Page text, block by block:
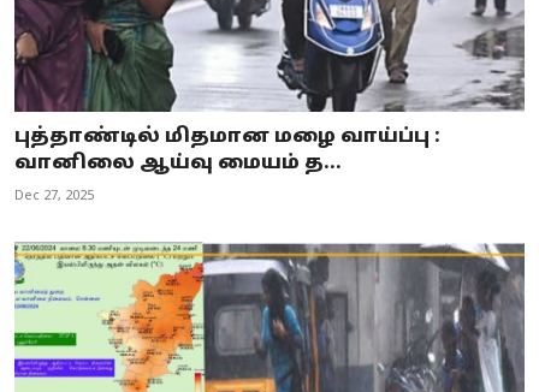
புத்தாண்டில் மிதமான மழை வாய்ப்பு :
வானிலை ஆய்வு மையம் த...
Dec 27, 2025